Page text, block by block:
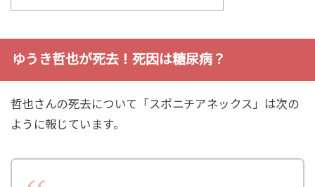
ゆうき哲也が死去！死因は糖尿病？
哲也さんの死去について「スポニチアネックス」は次の
ように報じています。